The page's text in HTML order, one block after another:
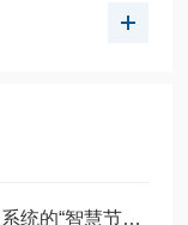
东芝VFS15-2075PM变频器工业动力系统的“智慧节能引擎”